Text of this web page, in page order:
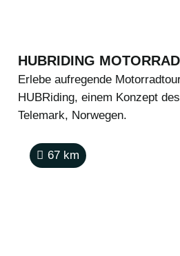
HUBRIDING
Erlebe aufregende
HUBRiding, einem Konzept
Telemark, Norwegen.
67 km